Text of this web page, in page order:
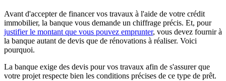
Avant d'accepter de financer vos travaux à l'aide de votre crédit
immobilier, la banque vous demande un chiffrage précis. Et, pour
justifier le montant que vous pouvez emprunter, vous devez fournir à
la banque autant de devis que de rénovations à réaliser. Voici
pourquoi.
La banque exige des devis pour vos travaux afin de s'assurer que
votre projet respecte bien les conditions précises de ce type de prêt.